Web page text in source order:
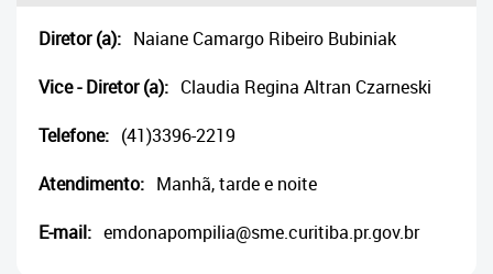
LinksDiretor (a): Naiane Camargo Ribeiro Bubiniak
Vice - Diretor (a): Claudia Regina Altran Czarneski
Telefone: (41)3396-2219
Atendimento: Manhã, tarde e noite
E-mail: emdonapompilia@sme.curitiba.pr.gov.br